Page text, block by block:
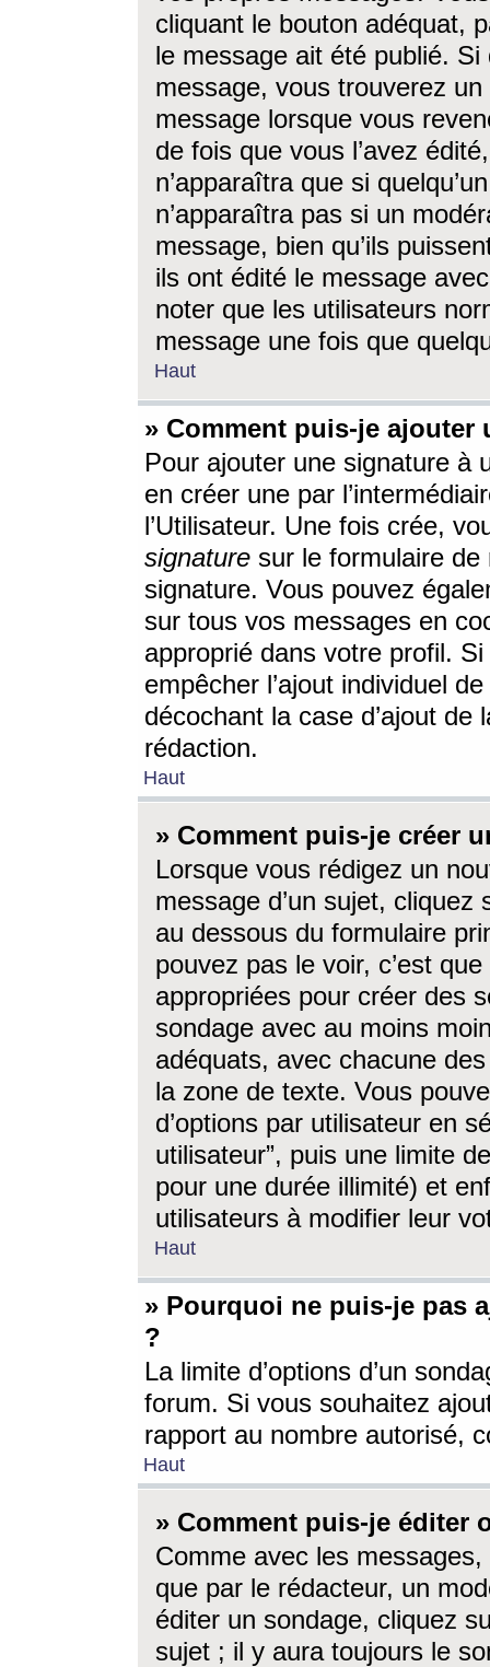
cliquant le bouton adéquat,
le message ait été publié. Si
message, vous trouverez
message lorsque vous
de fois que vous l’avez
n’apparaîtra que si
n’apparaîtra pas si un
message, bien qu’ils
ils ont édité le message
noter que les utilisateurs
message une fois que
Haut
» Comment puis-je ajouter
Pour ajouter une signature à
en créer une par
l’Utilisateur. Une fois crée,
signature sur le formulaire de
signature. Vous pouvez
sur tous vos messages en
approprié dans votre profil.
empêcher l’ajout individuel
décochant la case d’ajout
rédaction.
Haut
» Comment puis-je créer
Lorsque vous rédigez un
message d’un sujet, cliquez
au dessous du formulaire
pouvez pas le voir, c’est
appropriées pour créer des
sondage avec au moins
adéquats, avec chacune
la zone de texte. Vous
d’options par utilisateur en
utilisateur”, puis une limite
pour une durée illimité) et
utilisateurs à modifier leur
Haut
» Pourquoi ne puis-je pas
?
La limite d’options d’un
forum. Si vous souhaitez
rapport au nombre autorisé,
Haut
» Comment puis-je éditer
Comme avec les
que par le rédacteur, un
éditer un sondage, cliquez
sujet ; il y aura toujours le